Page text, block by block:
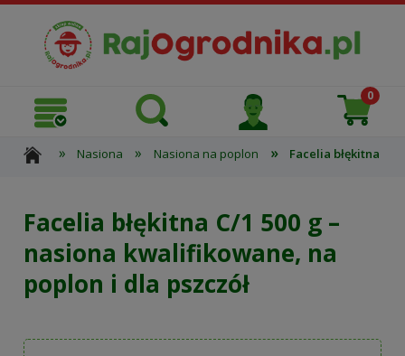
» Nasiona » Nasiona na poplon » Facelia błękitna C/
Facelia błękitna C/1 500 g –
nasiona kwalifikowane, na
poplon i dla pszczół